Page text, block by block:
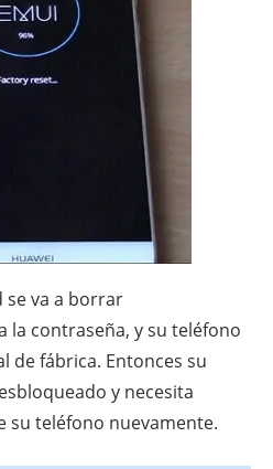
se va a borrar
la contraseña, y su teléfono
de fábrica. Entonces su
y necesita
su teléfono nuevamente.